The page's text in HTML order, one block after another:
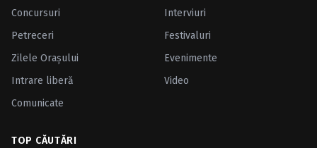
Concursuri
Interviuri
Petreceri
Festivaluri
Zilele Oraşului
Evenimente
Intrare liberă
Video
Comunicate
TOP CĂUTĂRI